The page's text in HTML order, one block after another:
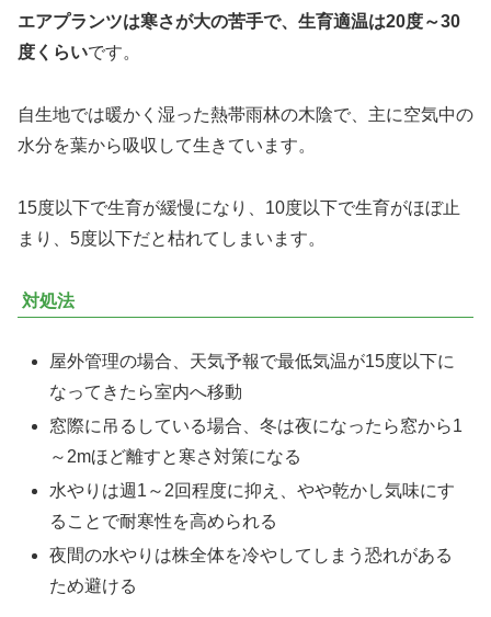
エアプランツは寒さが大の苦手で、生育適温は20度～30
度くらいです。
自生地では暖かく湿った熱帯雨林の木陰で、主に空気中の
水分を葉から吸収して生きています。
15度以下で生育が緩慢になり、10度以下で生育がほぼ止
まり、5度以下だと枯れてしまいます。
対処法
屋外管理の場合、天気予報で最低気温が15度以下に
なってきたら室内へ移動
窓際に吊るしている場合、冬は夜になったら窓から1
～2mほど離すと寒さ対策になる
水やりは週1～2回程度に抑え、やや乾かし気味にす
ることで耐寒性を高められる
夜間の水やりは株全体を冷やしてしまう恐れがある
ため避ける